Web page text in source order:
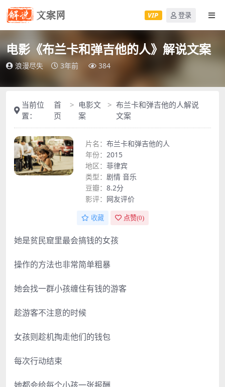
VIP 登录
电影《布兰卡和弹吉他的人》解说文案
浪漫尽失 3年前 384
当前位
置：
首
页
电影文
案
布兰卡和弹吉他的人解说
文案
片名： 布兰卡和弹吉他的人
年份： 2015
地区： 菲律宾
类型： 剧情 音乐
豆瓣： 8.2分
影评： 网友评价
收藏 点赞(0)
她是贫民窟里最会搞钱的女孩
操作的方法也非常简单粗暴
她会找一群小孩缠住有钱的游客
趁游客不注意的时候
女孩则趁机掏走他们的钱包
每次行动结束